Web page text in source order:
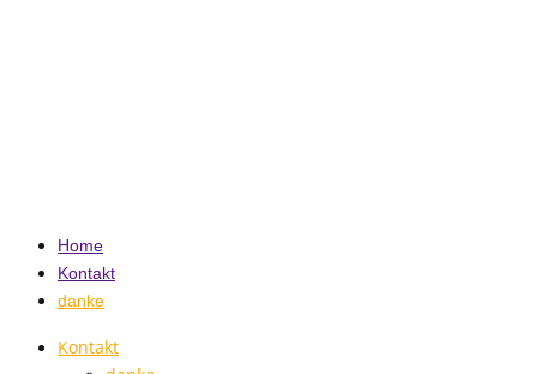
Home
Kontakt
danke
Kontakt